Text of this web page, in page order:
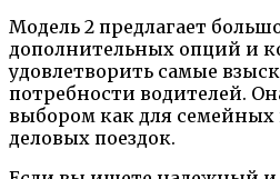
Модель 2 предлагает
дополнительных опций и
удовлетворить самые
потребности водителей.
выбором как для семейных
деловых поездок.